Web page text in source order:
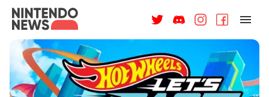
NAGRODY
NEWSY